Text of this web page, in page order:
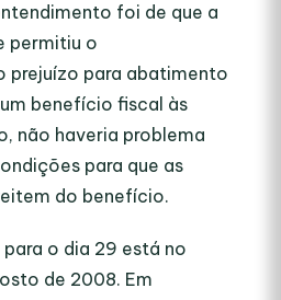
foi de que a
permitiu o
prejuízo para abatimento
benefício fiscal às
não haveria problema
para que as
do benefício.
o dia 29 está no
de 2008. Em